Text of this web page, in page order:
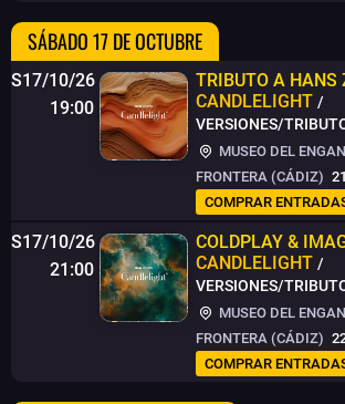
SÁBADO 17 DE OCTUBRE
S17/10/26
19:00
TRIBUTO A HANS
CANDLELIGHT /
VERSIONES/
MUSEO DEL
FRONTERA (CÁDIZ)
COMPRAR
S17/10/26
21:00
COLDPLAY &
CANDLELIGHT /
VERSIONES/
MUSEO DEL
FRONTERA (CÁDIZ)
COMPRAR